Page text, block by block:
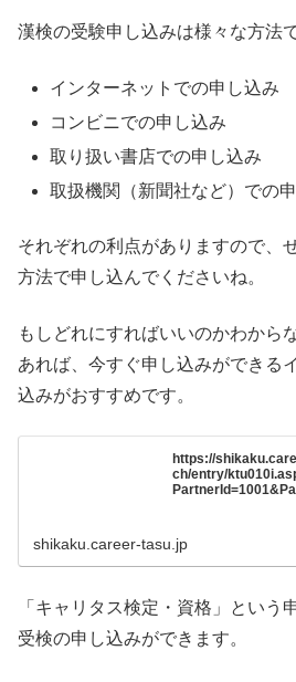
漢検の受験申し込みは様々な方法
インターネットでの申し込み
コンビニでの申し込み
取り扱い書店での申し込み
取扱機関（新聞社など）での
それぞれの利点がありますので、
方法で申し込んでくださいね。
もしどれにすればいいのかわから
あれば、今すぐ申し込みができる
込みがおすすめです。
https://
ch/entry/
shikaku.career-tasu.jp
「キャリタス検定・資格」という
受検の申し込みができます。